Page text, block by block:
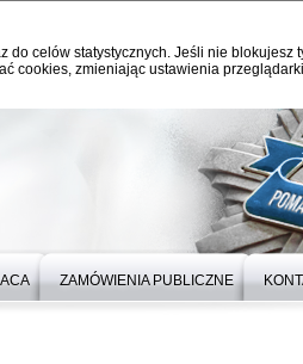
celów statystycznych. Jeśli nie blokujesz
cookies, zmieniając ustawienia
ZAMÓWIENIA PUBLICZNE